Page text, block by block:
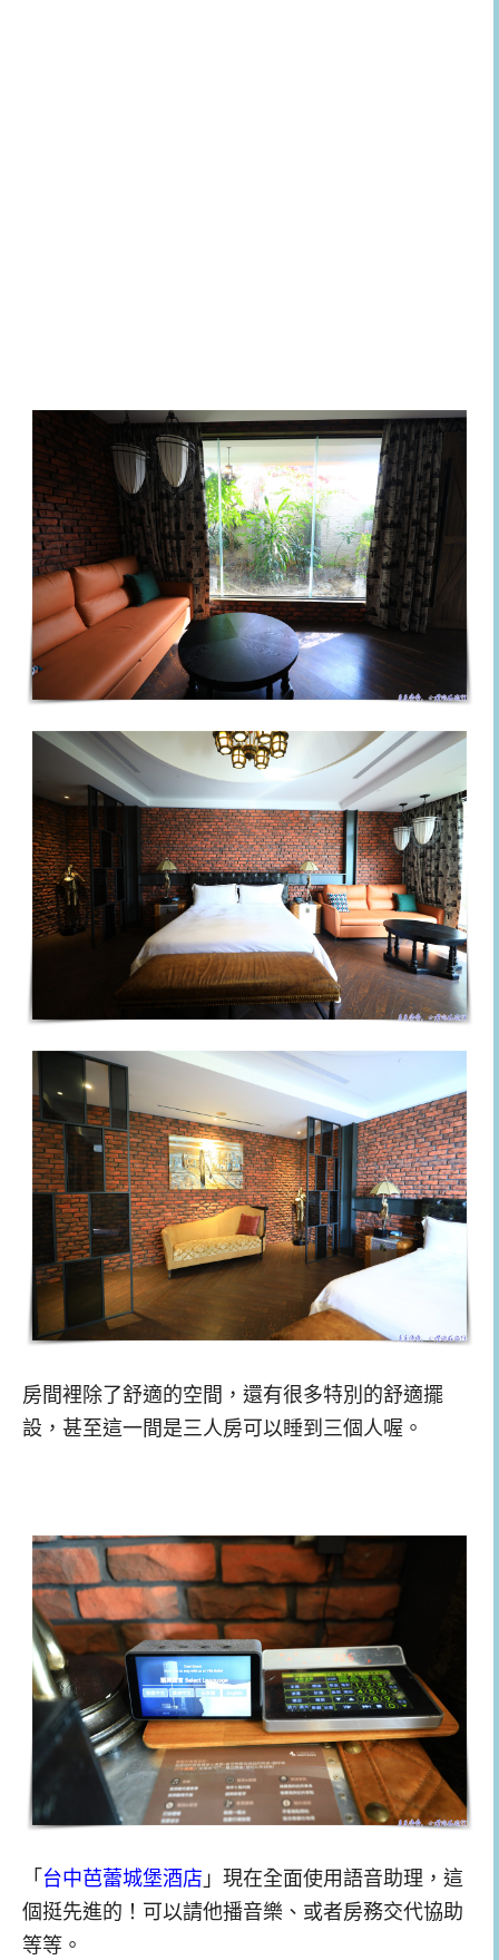
房間裡除了舒適的空間，還有很多特別的舒適擺
設，甚至這一間是三人房可以睡到三個人喔。
「台中芭蕾城堡酒店 」現在全面使用語音助理，這
個挺先進的！可以請他播音樂、或者房務交代協助
等等。